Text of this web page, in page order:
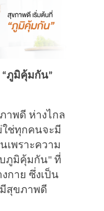
ภูมิคุ้มกัน”
าพดี ห่างไกล
ใช่ทุกคนจะมี
เพราะความ
ภูมิคุ้มกัน" ที่
กาย ซึ่งเป็น
สุขภาพดี